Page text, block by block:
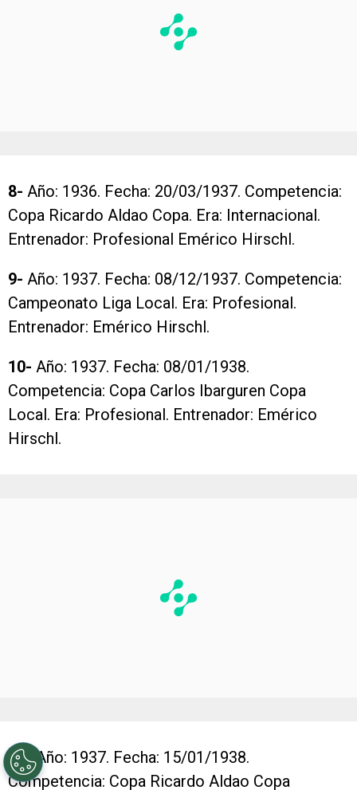
8- Año: 1936. Fecha: 20/03/1937. Competencia:
Copa Ricardo Aldao Copa. Era: Internacional.
Entrenador: Profesional Emérico Hirschl.
9- Año: 1937. Fecha: 08/12/1937. Competencia:
Campeonato Liga Local. Era: Profesional.
Entrenador: Emérico Hirschl.
10- Año: 1937. Fecha: 08/01/1938.
Competencia: Copa Carlos Ibarguren Copa
Local. Era: Profesional. Entrenador: Emérico
Hirschl.
11-Año: 1937. Fecha: 15/01/1938.
Competencia: Copa Ricardo Aldao Copa